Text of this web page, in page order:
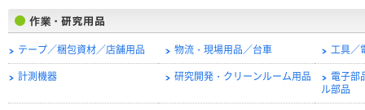
テープ／梱包資材／店舗用品 物流・現場用品／台車 工具／
計測機器 研究開発・クリーンルーム用品
電子部
ル部品